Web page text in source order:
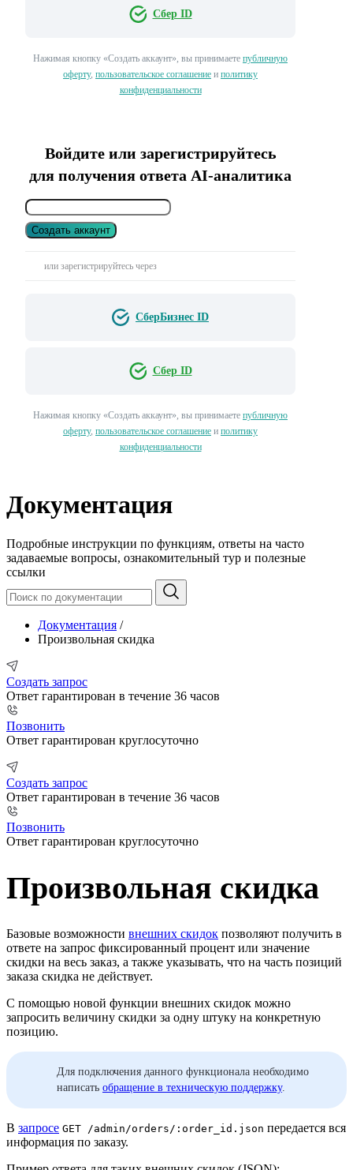
Сбер ID
Нажимая кнопку «Создать аккаунт», вы принимаете публичную
оферту, пользовательское соглашение и политику
конфиденциальности
Войдите или зарегистрируйтесь
для получения ответа AI-аналитика
Создать аккаунт
или зарегистрируйтесь через
СберБизнес ID
Сбер ID
Нажимая кнопку «Создать аккаунт», вы принимаете публичную
оферту, пользовательское соглашение и политику
конфиденциальности
Документация
Подробные инструкции по функциям, ответы на часто
задаваемые вопросы, ознакомительный тур и полезные
ссылки
Документация /
Произвольная скидка
Создать запрос
Ответ гарантирован в течение 36 часов
Позвонить
Ответ гарантирован круглосуточно
Создать запрос
Ответ гарантирован в течение 36 часов
Позвонить
Ответ гарантирован круглосуточно
Произвольная скидка
Базовые возможности внешних скидок позволяют получить в
ответе на запрос фиксированный процент или значение
скидки на весь заказ, а также указывать, что на часть позиций
заказа скидка не действует.
С помощью новой функции внешних скидок можно
запросить величину скидки за одну штуку на конкретную
позицию.
Для подключения данного функционала необходимо
написать обращение в техническую поддержку.
В запросе GET /admin/orders/:order_id.json передается вся
информация по заказу.